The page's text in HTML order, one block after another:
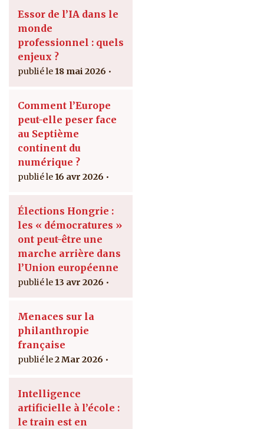
Essor de l’IA dans le
monde
professionnel : quels
enjeux ?
18 mai 2026
Comment l’Europe
peut-elle peser face
au Septième
continent du
numérique ?
16 avr 2026
Élections Hongrie :
les « démocratures »
ont peut-être une
marche arrière dans
l’Union européenne
13 avr 2026
Menaces sur la
philanthropie
française
2 Mar 2026
Intelligence
artificielle à l’école :
le train est en